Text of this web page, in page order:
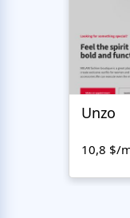
Unzo
10,8 $/